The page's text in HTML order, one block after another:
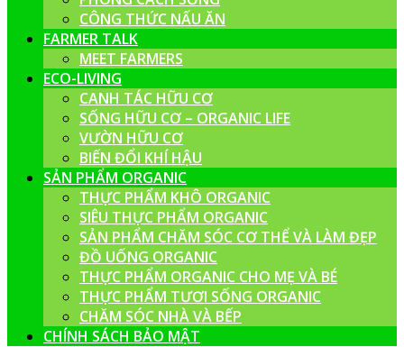
CÔNG THỨC NẤU ĂN
FARMER TALK
MEET FARMERS
ECO-LIVING
CANH TÁC HỮU CƠ
SỐNG HỮU CƠ – ORGANIC LIFE
VƯỜN HỮU CƠ
BIẾN ĐỔI KHÍ HẬU
SẢN PHẨM ORGANIC
THỰC PHẨM KHÔ ORGANIC
SIÊU THỰC PHẨM ORGANIC
SẢN PHẨM CHĂM SÓC CƠ THỂ VÀ LÀM ĐẸP
ĐỒ UỐNG ORGANIC
THỰC PHẨM ORGANIC CHO MẸ VÀ BÉ
THỰC PHẨM TƯƠI SỐNG ORGANIC
CHĂM SÓC NHÀ VÀ BẾP
CHÍNH SÁCH BẢO MẬT